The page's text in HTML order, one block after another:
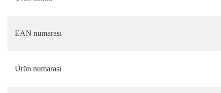
EAN numarası
Ürün numarası